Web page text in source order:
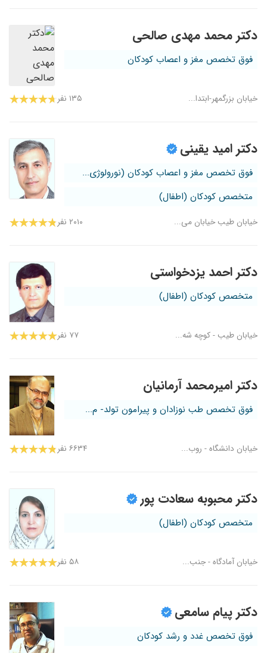
دکتر محمد مهدی صالحی
فوق تخصص مغز و اعصاب کودکان
خیابان بزرگمهر-ابتدا... ۱۳۵ نفر
دکتر امید یقینی
فوق تخصص مغز و اعصاب کودکان (نورولوژی...
متخصص کودکان (اطفال)
خیابان طیب خیابان می... ۲۰۱۰ نفر
دکتر احمد یزدخواستی
متخصص کودکان (اطفال)
خیابان طیب - کوچه شه... ۷۷ نفر
دکتر امیرمحمد آرمانیان
فوق تخصص طب نوزادان و پیرامون تولد- م...
خیابان دانشگاه - روب... ۶۶۳۴ نفر
دکتر محبوبه سعادت پور
متخصص کودکان (اطفال)
خیابان آمادگاه - جنب... ۵۸ نفر
دکتر پیام سامعی
فوق تخصص غدد و رشد کودکان